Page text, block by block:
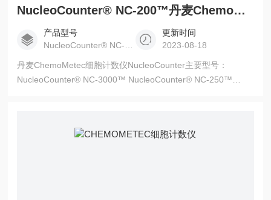
NucleoCounter® NC-200™丹麦ChemoMetec细胞计数仪NucleoCounter
产品型号
更新时间
2023-08-18
丹麦ChemoMetec细胞计数仪NucleoCounter主要型号：
NucleoCounter® NC-3000™ NucleoCounter® NC-250™